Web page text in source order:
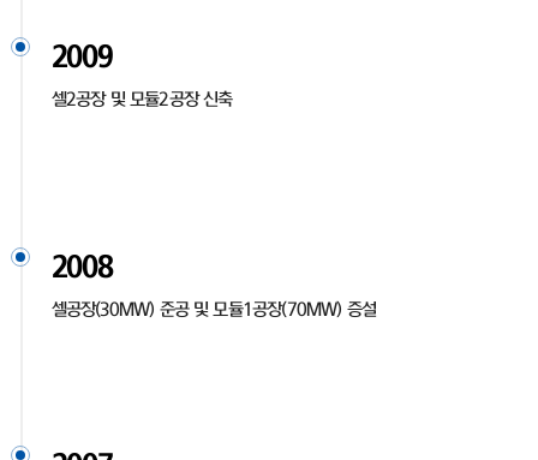
2009
셀2공장 및 모듈2공장 신축
2008
셀공장(30MW) 준공 및 모듈1공장(70MW) 증설